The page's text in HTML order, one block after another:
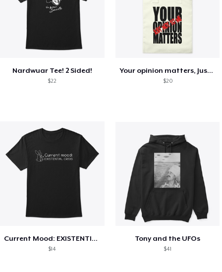
Nardwuar Tee! 2 Sided!
$22
Your opinion matters, Just not to me!
$20
Current Mood: EXISTENTIAL CRISIS
$14
Tony and the UFOs
$41